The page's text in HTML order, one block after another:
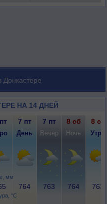
Донкастере
НА 14 ДНЕЙ
мм
°C
7 пт 7 пт 8 сб 8 сб
День Вечер Ночь Утро
764 763 764 763